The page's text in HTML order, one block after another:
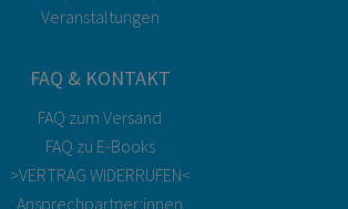
Veranstaltungen
FAQ & KONTAKT
FAQ zum Versand
FAQ zu E-Books
>VERTRAG WIDERRUFEN<
Ansprechpartner:innen